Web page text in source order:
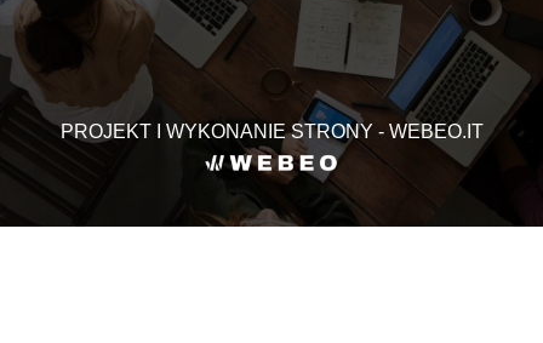
PROJEKT I WYKONANIE STRONY - WEBEO.IT